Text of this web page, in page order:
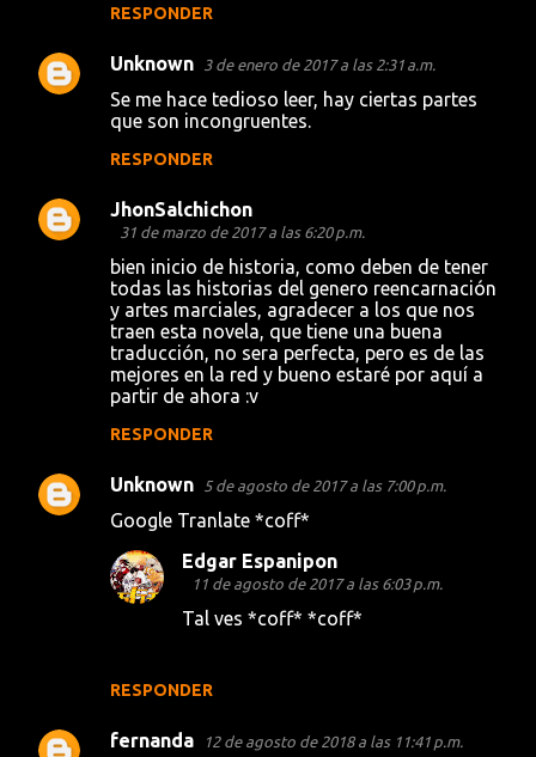
RESPONDER
Unknown 3 de enero de 2017 a las 2:31 a.m.
Se me hace tedioso leer, hay ciertas partes
que son incongruentes.
RESPONDER
JhonSalchichon
31 de marzo de 2017 a las 6:20 p.m.
bien inicio de historia, como deben de tener
todas las historias del genero reencarnación
y artes marciales, agradecer a los que nos
traen esta novela, que tiene una buena
traducción, no sera perfecta, pero es de las
mejores en la red y bueno estaré por aquí a
partir de ahora :v
RESPONDER
Unknown 5 de agosto de 2017 a las 7:00 p.m.
Google Tranlate *coff*
RESPONDER
Edgar Espanipon
11 de agosto de 2017 a las 6:03 p.m.
Tal ves *coff* *coff*
fernanda 12 de agosto de 2018 a las 11:41 p.m.